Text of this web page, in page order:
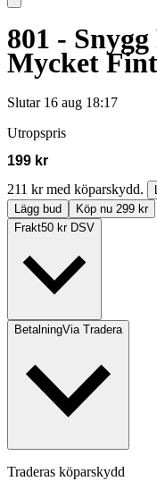
801 -
Mycket
Slutar 16 aug 18:17
Utropspris
199 kr
211 kr med köparskydd.
Lägg bud
Köp nu 299 kr
Frakt50 kr DSV
BetalningVia Tradera
Traderas köparskydd